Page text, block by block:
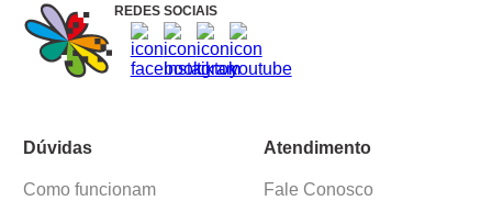
REDES SOCIAIS
Dúvidas
Como funcionam
Atendimento
Fale Conosco